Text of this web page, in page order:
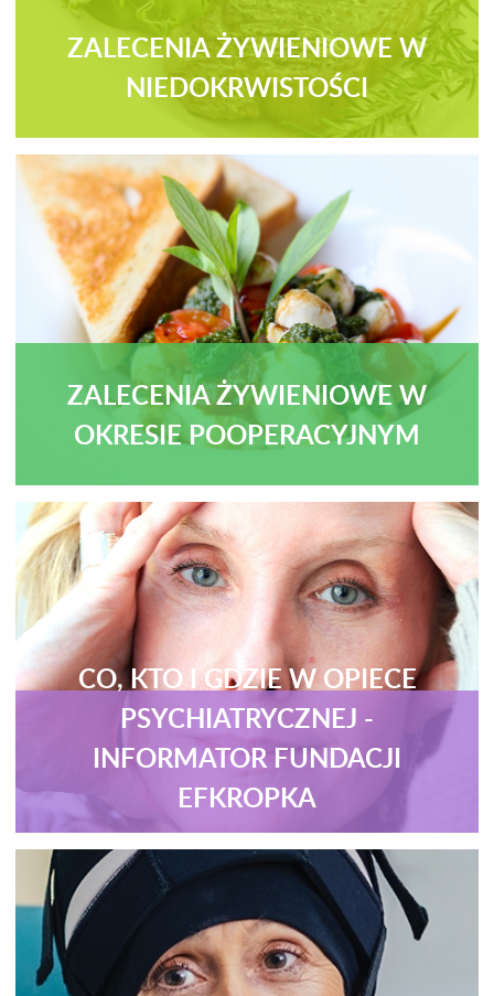
ZALECENIA ŻYWIENIOWE W
NIEDOKRWISTOŚCI
ZALECENIA ŻYWIENIOWE W
OKRESIE POOPERACYJNYM
CO, KTO I GDZIE W OPIECE
PSYCHIATRYCZNEJ -
INFORMATOR FUNDACJI
EFKROPKA